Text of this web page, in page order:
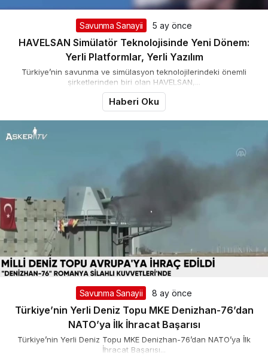
Savunma Sanayii 5 ay önce
HAVELSAN Simülatör Teknolojisinde Yeni Dönem:
Yerli Platformlar, Yerli Yazılım
Türkiye’nin savunma ve simülasyon teknolojilerindeki önemli
şirketlerinden biri olan HAVELSAN,...
Haberi Oku
Savunma Sanayii 8 ay önce
Türkiye’nin Yerli Deniz Topu MKE Denizhan-76’dan
NATO’ya İlk İhracat Başarısı
Türkiye’nin Yerli Deniz Topu MKE Denizhan-76’dan NATO’ya İlk
İhracat Başarısı...